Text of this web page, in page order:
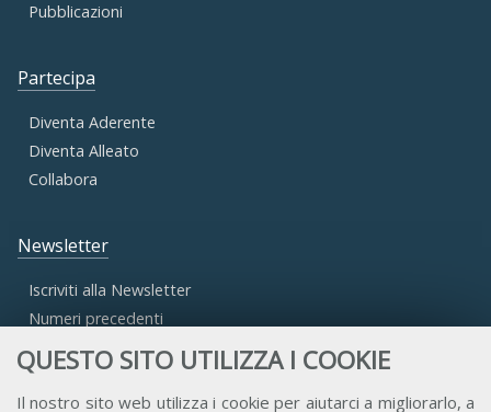
QUESTO SITO UTILIZZA I COOKIE
Il nostro sito web utilizza i cookie per aiutarci a migliorarlo, a
Pubblicazioni
Partecipa
Diventa Aderente
Diventa Alleato
Collabora
Newsletter
Iscriviti alla Newsletter
Numeri precedenti